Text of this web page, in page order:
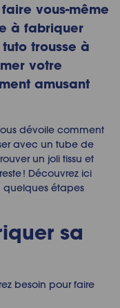
vous-même
à fabriquer
tuto trousse à
votre
amusant
dévoile comment
avec un tube de
un joli tissu et
! Découvrez ici
quelques étapes
sa
besoin pourfaire